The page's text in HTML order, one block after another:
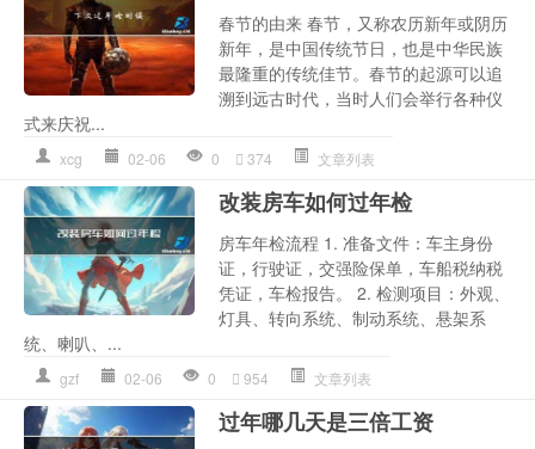
春节的由来 春节，又称农历新年或阴历
新年，是中国传统节日，也是中华民族
最隆重的传统佳节。春节的起源可以追
溯到远古时代，当时人们会举行各种仪
式来庆祝...
xcg 02-06 0 374 文章列表
改装房车如何过年检
房车年检流程 1. 准备文件：车主身份
证，行驶证，交强险保单，车船税纳税
凭证，车检报告。 2. 检测项目：外观、
灯具、转向系统、制动系统、悬架系
统、喇叭、...
gzf 02-06 0 954 文章列表
过年哪几天是三倍工资